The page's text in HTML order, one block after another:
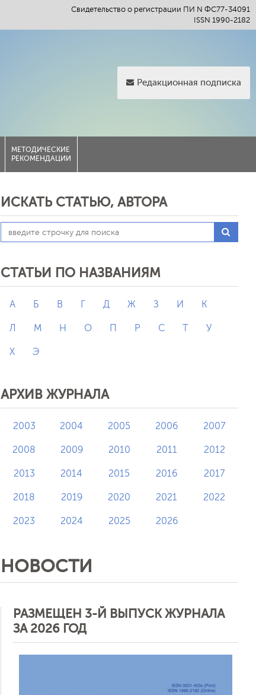
Свидетельство о регистрации ПИ N ФС77-34091
ISSN 1990-2182
Редакционная подписка
МЕТОДИЧЕСКИЕ
РЕКОМЕНДАЦИИ
ИСКАТЬ СТАТЬЮ, АВТОРА
СТАТЬИ ПО НАЗВАНИЯМ
А Б В Г Д Ж З И К
Л М Н О П Р С Т У
Х Э
АРХИВ ЖУРНАЛА
2003 2004 2005 2006 2007
2008 2009 2010 2011 2012
2013 2014 2015 2016 2017
2018 2019 2020 2021 2022
2023 2024 2025 2026
НОВОСТИ
РАЗМЕЩЕН 3-Й ВЫПУСК ЖУРНАЛА
ЗА 2026 ГОД